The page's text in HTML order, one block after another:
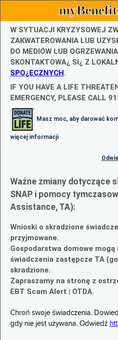
W SYTUACJI KRYZYSOWEJ
ZAKWATEROWANIA LUB
DO MEDIÓW LUB
SKONTAKTOWA¿ SI¿ Z
SPO¿ECZNYCH.
IF YOU HAVE A LIFE
EMERGENCY, PLEASE CALL
Masz moc, aby darować
więcej informacji
Ważne zmiany dotyczące
SNAP i pomocy
Assistance, TA):
Wnioski o skradzione
przyjmowane.
Gospodarstwa domowe
świadczenia zastępcze TA
skradzione.
Zapraszamy na stronę z
EBT Scam Alert | OTDA.
Chroń swoje świadczenia.
gdy nie jest używana. Odwiedź